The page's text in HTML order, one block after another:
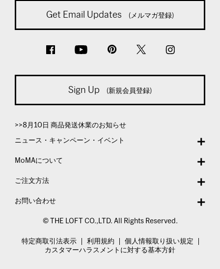
Get Email Updates (メルマガ登録)
Sign Up (新規会員登録)
>>8月10日 商品発送休業のお知らせ
ニュース・キャンペーン・イベント
MoMAについて
ご注文方法
お問い合わせ
© THE LOFT CO.,LTD. All Rights Reserved.
特定商取引法表示 利用規約
個人情報取り扱い規定
カスタマーハラスメントに対する基本方針